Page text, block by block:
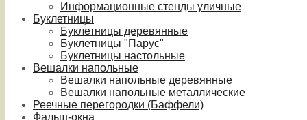
Информационные стенды уличные
Буклетницы
Буклетницы деревянные
Буклетницы "Парус"
Буклетницы настольные
Вешалки напольные
Вешалки напольные деревянные
Вешалки напольные металлические
Реечные перегородки (Баффели)
Фальш-окна